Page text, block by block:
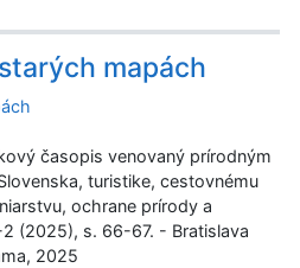
mapách
časopis venovaný prírodným
turistike, cestovnému
ochrane prírody a
(2025), s. 66-67. - Bratislava
2025